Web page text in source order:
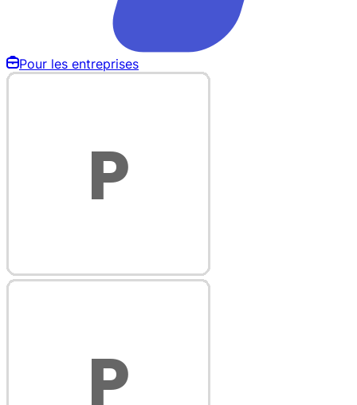
Pour les entreprises